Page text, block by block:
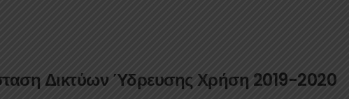
Δικτύων Ύδρευσης Χρήση 2019-2020